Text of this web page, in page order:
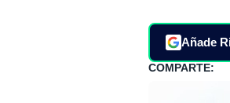
Añade
COMPARTE: